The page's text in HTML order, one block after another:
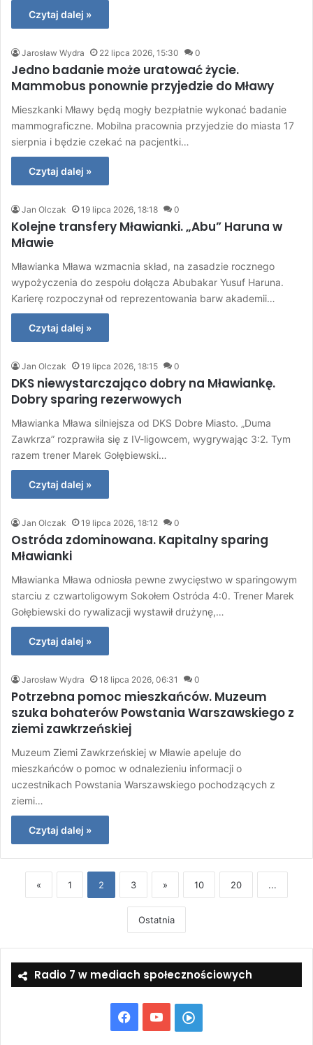
Czytaj dalej »
Jarosław Wydra 22 lipca 2026, 15:30 0
Jedno badanie może uratować życie.
Mammobus ponownie przyjedzie do Mławy
Mieszkanki Mławy będą mogły bezpłatnie wykonać badanie
mammograficzne. Mobilna pracownia przyjedzie do miasta 17
sierpnia i będzie czekać na pacjentki…
Czytaj dalej »
Jan Olczak 19 lipca 2026, 18:18 0
Kolejne transfery Mławianki. „Abu” Haruna w
Mławie
Mławianka Mława wzmacnia skład, na zasadzie rocznego
wypożyczenia do zespołu dołącza Abubakar Yusuf Haruna.
Karierę rozpoczynał od reprezentowania barw akademii…
Czytaj dalej »
Jan Olczak 19 lipca 2026, 18:15 0
DKS niewystarczająco dobry na Mławiankę.
Dobry sparing rezerwowych
Mławianka Mława silniejsza od DKS Dobre Miasto. „Duma
Zawkrza” rozprawiła się z IV-ligowcem, wygrywając 3:2. Tym
razem trener Marek Gołębiewski…
Czytaj dalej »
Jan Olczak 19 lipca 2026, 18:12 0
Ostróda zdominowana. Kapitalny sparing
Mławianki
Mławianka Mława odniosła pewne zwycięstwo w sparingowym
starciu z czwartoligowym Sokołem Ostróda 4:0. Trener Marek
Gołębiewski do rywalizacji wystawił drużynę,…
Czytaj dalej »
Jarosław Wydra 18 lipca 2026, 06:31 0
Potrzebna pomoc mieszkańców. Muzeum
szuka bohaterów Powstania Warszawskiego z
ziemi zawkrzeńskiej
Muzeum Ziemi Zawkrzeńskiej w Mławie apeluje do
mieszkańców o pomoc w odnalezieniu informacji o
uczestnikach Powstania Warszawskiego pochodzących z
ziemi…
Czytaj dalej »
« 1 2 3 » 10 20 ...
Ostatnia
Radio 7 w mediach społecznościowych
Facebook
YouTubeWłącz